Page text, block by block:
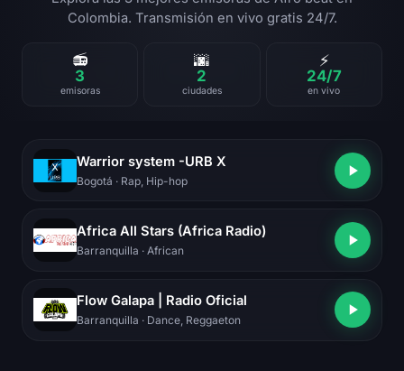
Colombia. Transmisión en vivo gratis 24/7.
📻
3
emisoras
🌆
2
ciudades
⚡
24/7
en vivo
Warrior system -URB X
Bogotá · Rap, Hip-hop
Africa All Stars (Africa Radio)
Barranquilla · African
Flow Galapa | Radio Oficial
Barranquilla · Dance, Reggaeton